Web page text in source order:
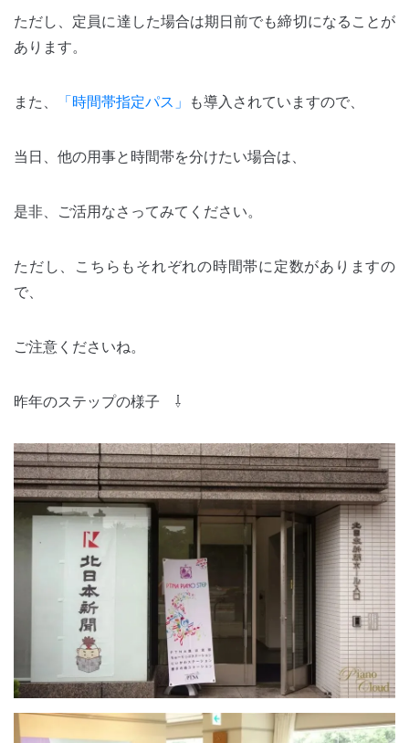
ただし、定員に達した場合は期日前でも締切になることが
あります。
また、 「時間帯指定パス」 も導入されていますので、
当日、他の用事と時間帯を分けたい場合は、
是非、ご活用なさってみてください。
ただし、こちらもそれぞれの時間帯に定数がありますの
で、
ご注意くださいね。
昨年のステップの様子 ⇩